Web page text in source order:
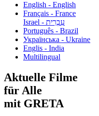
English - English
Français - France
עִבְרִית - Israel
Português - Brazil
Українська - Ukraine
Englis - India
Multilingual
Aktuelle Filme
für Alle
mit GRETA